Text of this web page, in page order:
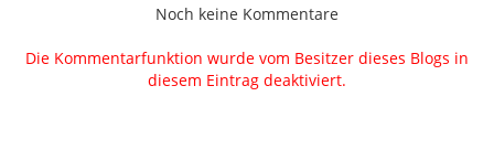
Noch keine Kommentare
Die Kommentarfunktion wurde vom Besitzer dieses Blogs in
diesem Eintrag deaktiviert.